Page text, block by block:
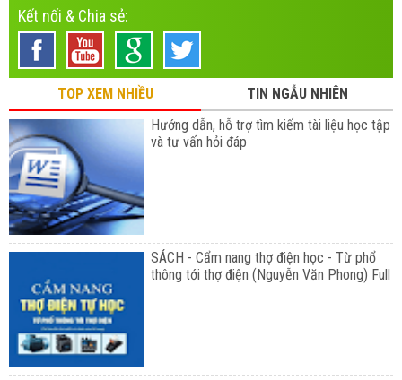
Kết nối & Chia sẻ:
TOP XEM NHIỀU
TIN NGẪU NHIÊN
Hướng dẫn, hỗ trợ tìm kiếm tài liệu học tập
và tư vấn hỏi đáp
SÁCH - Cẩm nang thợ điện học - Từ phổ
thông tới thợ điện (Nguyễn Văn Phong) Full